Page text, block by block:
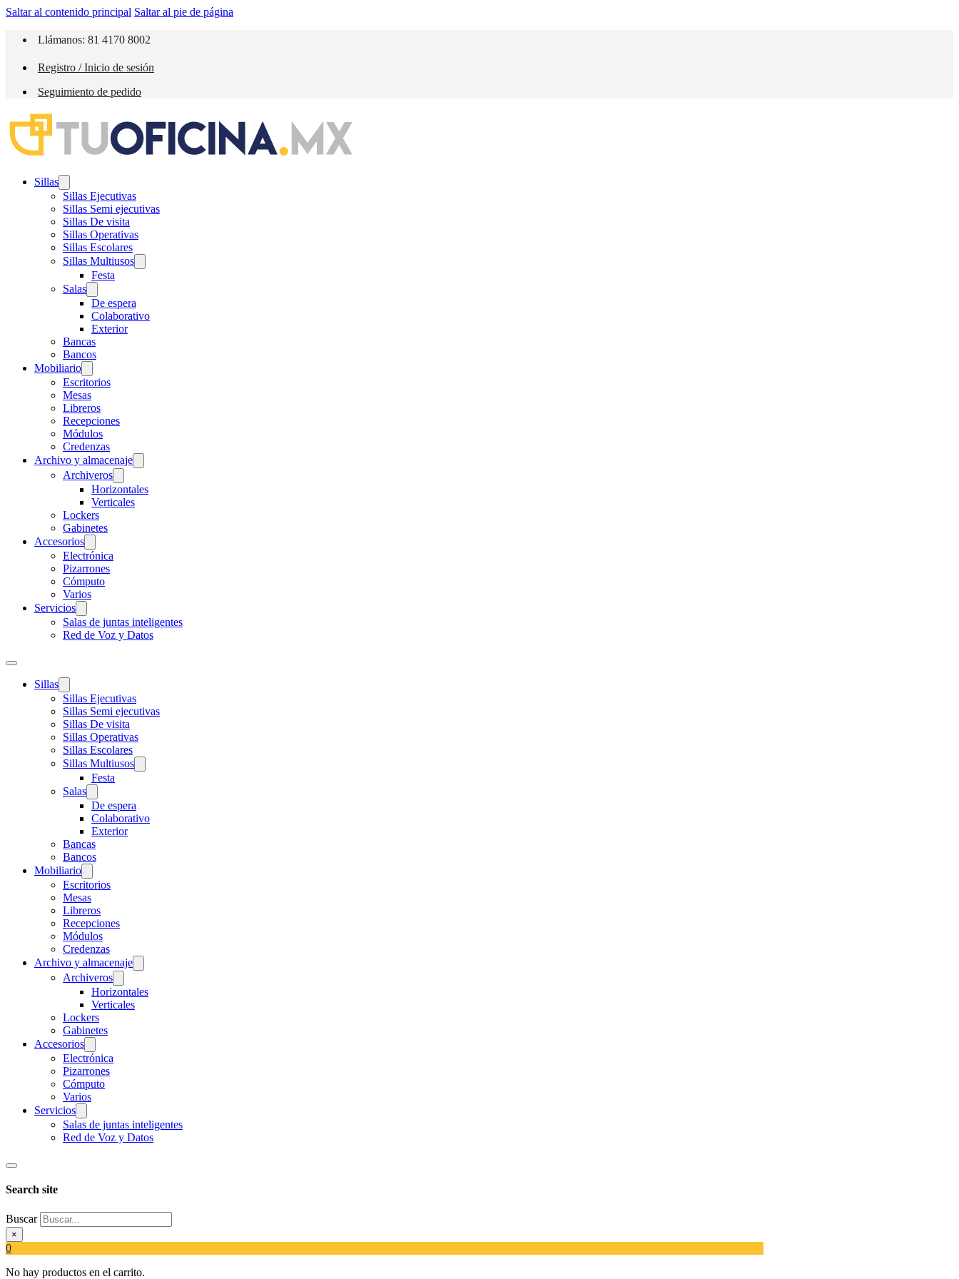
Saltar al contenido principal Saltar al pie de página
Llámanos: 81 4170 8002
Registro / Inicio de sesión
Seguimiento de pedido
Sillas
Sillas Ejecutivas
Sillas Semi ejecutivas
Sillas De visita
Sillas Operativas
Sillas Escolares
Sillas Multiusos
Festa
Salas
De espera
Colaborativo
Exterior
Bancas
Bancos
Mobiliario
Escritorios
Mesas
Libreros
Recepciones
Módulos
Credenzas
Archivo y almacenaje
Archiveros
Horizontales
Verticales
Lockers
Gabinetes
Accesorios
Electrónica
Pizarrones
Cómputo
Varios
Servicios
Salas de juntas inteligentes
Red de Voz y Datos
Sillas
Sillas Ejecutivas
Sillas Semi ejecutivas
Sillas De visita
Sillas Operativas
Sillas Escolares
Sillas Multiusos
Festa
Salas
De espera
Colaborativo
Exterior
Bancas
Bancos
Mobiliario
Escritorios
Mesas
Libreros
Recepciones
Módulos
Credenzas
Archivo y almacenaje
Archiveros
Horizontales
Verticales
Lockers
Gabinetes
Accesorios
Electrónica
Pizarrones
Cómputo
Varios
Servicios
Salas de juntas inteligentes
Red de Voz y Datos
Search site
Buscar
×
0
No hay productos en el carrito.